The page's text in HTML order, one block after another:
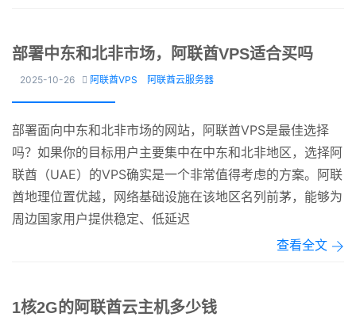
部署中东和北非市场，阿联酋VPS适合买吗
2025-10-26  阿联酋VPS 阿联酋云服务器
部署面向中东和北非市场的网站，阿联酋VPS是最佳选择
吗？如果你的目标用户主要集中在中东和北非地区，选择阿
联酋（UAE）的VPS确实是一个非常值得考虑的方案。阿联
酋地理位置优越，网络基础设施在该地区名列前茅，能够为
周边国家用户提供稳定、低延迟
查看全文
1核2G的阿联酋云主机多少钱